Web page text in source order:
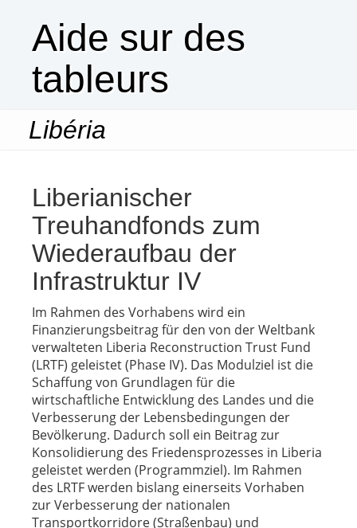
Aide sur des
tableurs
Libéria
Liberianischer
Treuhandfonds zum
Wiederaufbau der
Infrastruktur IV
Im Rahmen des Vorhabens wird ein
Finanzierungsbeitrag für den von der Weltbank
verwalteten Liberia Reconstruction Trust Fund
(LRTF) geleistet (Phase IV). Das Modulziel ist die
Schaffung von Grundlagen für die
wirtschaftliche Entwicklung des Landes und die
Verbesserung der Lebensbedingungen der
Bevölkerung. Dadurch soll ein Beitrag zur
Konsolidierung des Friedensprozesses in Liberia
geleistet werden (Programmziel). Im Rahmen
des LRTF werden bislang einerseits Vorhaben
zur Verbesserung der nationalen
Transportkorridore (Straßenbau) und